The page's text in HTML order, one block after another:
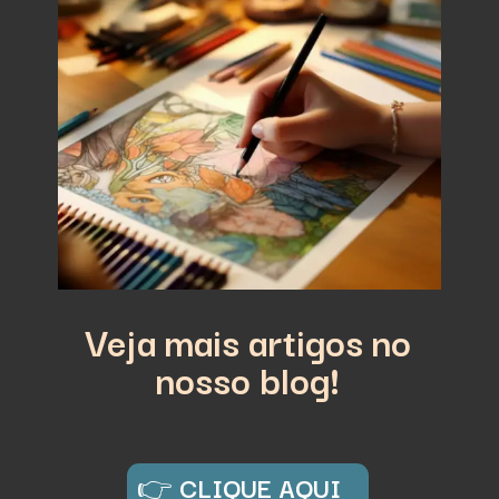
Veja mais artigos no
nosso blog!
👉 CLIQUE AQUI